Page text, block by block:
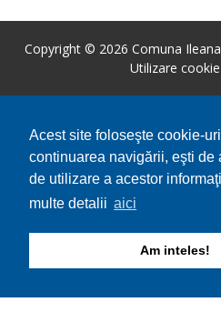
Acest site foloseşte cookie-
continuarea navigării, eşti de
de utilizare a acestor
multe detalii aici
Am inteles!
Copyright © 2026 Comuna
Utilizare